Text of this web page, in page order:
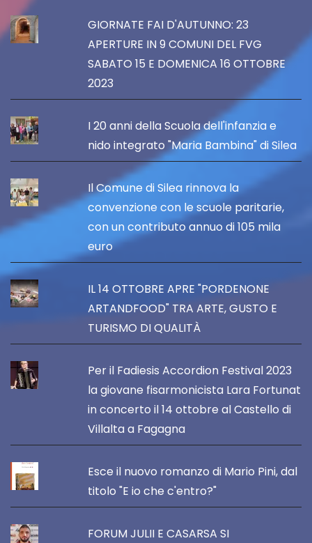
GIORNATE FAI D'AUTUNNO: 23
APERTURE IN 9 COMUNI DEL FVG
SABATO 15 E DOMENICA 16 OTTOBRE
2023
I 20 anni della Scuola dell'infanzia e
nido integrato "Maria Bambina" di Silea
Il Comune di Silea rinnova la
convenzione con le scuole paritarie,
con un contributo annuo di 105 mila
euro
IL 14 OTTOBRE APRE "PORDENONE
ARTANDFOOD" TRA ARTE, GUSTO E
TURISMO DI QUALITÀ
Per il Fadiesis Accordion Festival 2023
la giovane fisarmonicista Lara Fortunat
in concerto il 14 ottobre al Castello di
Villalta a Fagagna
Esce il nuovo romanzo di Mario Pini, dal
titolo "E io che c'entro?"
FORUM JULII E CASARSA SI